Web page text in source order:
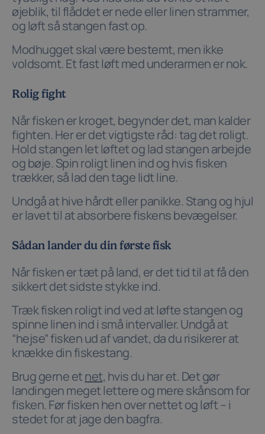
øjeblik, til flåddet er nede eller linen strammer,
og løft så stangen fast op.
Modhugget skal være bestemt, men ikke
voldsomt. Et fast løft med underarmen er nok.
Rolig fight
Når fisken er kroget, begynder det, man kalder
fighten. Her er det vigtigste råd: tag det roligt.
Hold stangen let løftet og lad stangen arbejde
og bøje. Spin roligt linen ind og hvis fisken
trækker, så lad den tage lidt line.
Undgå at hive hårdt eller panikke. Stang og hjul
er lavet til at absorbere fiskens bevægelser.
Sådan lander du din første fisk
Når fisken er tæt på land, er det tid til at få den
sikkert det sidste stykke ind.
Træk fisken roligt ind ved at løfte stangen og
spinne linen ind i små intervaller. Undgå at
“hejse” fisken ud af vandet, da du risikerer at
knække din fiskestang.
Brug gerne etnet, hvis du har et. Det gør
landingen meget lettere og mere skånsom for
fisken. Før fisken hen over nettet og løft – i
stedet for at jage den bagfra.